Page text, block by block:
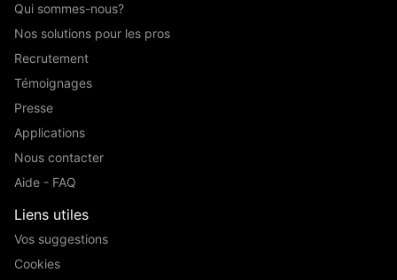
Qui sommes-nous?
Nos solutions pour les pros
Recrutement
Témoignages
Presse
Applications
Nous contacter
Aide - FAQ
Liens utiles
Vos suggestions
Cookies